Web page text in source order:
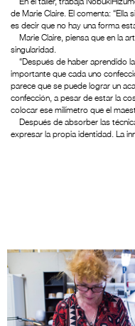
de Marie Claire. El comenta:
es decir que no hay una forma
Marie Claire, piensa que en la
singularidad.
“Después de haber aprendido
importante que cada uno
parece que se puede lograr un
confección, a pesar de estar la
colocar ese milímetro que el
Después de absorber las
expresar la propia identidad. La